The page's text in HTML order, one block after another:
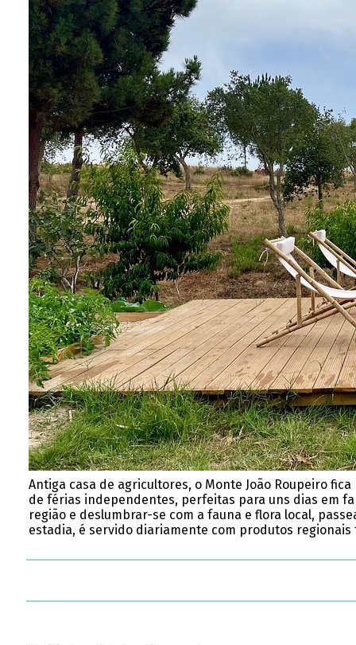
Antiga casa de agricultores, o Monte João Roupeiro
de férias independentes, perfeitas para uns dias em
região e deslumbrar-se com a fauna e flora local,
estadia, é servido diariamente com produtos